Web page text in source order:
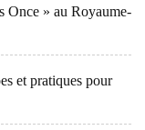
Once » au Royaume-
et pratiques pour